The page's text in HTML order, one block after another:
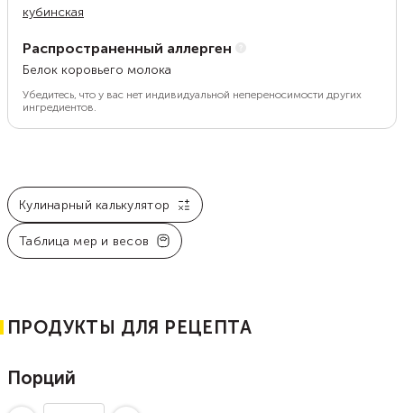
кубинская
Распространенный аллерген
Белок коровьего молока
Убедитесь, что у вас нет индивидуальной непереносимости других
ингредиентов.
Кулинарный калькулятор
Таблица мер и весов
ПРОДУКТЫ ДЛЯ РЕЦЕПТА
Порций